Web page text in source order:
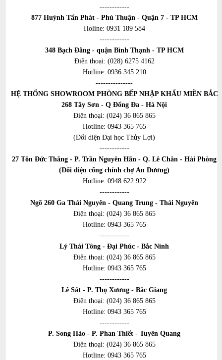
------------
877 Huỳnh Tấn Phát - Phú Thuận - Quận 7 - TP HCM
Holine: 0931 189 584
------------
348 Bạch Đằng - quận Bình Thạnh - TP HCM
Điện thoại: (028) 6275 4162
Hotline: 0936 345 210
---------------
HỆ THỐNG SHOWROOM PHÒNG BẾP NHẬP KHẨU MIỀN BẮC
268 Tây Sơn - Q Đống Đa - Hà Nội
Điện thoại: (024) 36 865 865
Hotline: 0943 365 765
(Đối diện Đại học Thủy Lợi)
------------
27 Tôn Đức Thắng - P. Trần Nguyên Hãn - Q. Lê Chân - Hải Phòng
(Đối diện cổng chính chợ An Dương)
Hotline: 0948 622 922
------------
Ngõ 260 Ga Thái Nguyên - Quang Trung - Thái Nguyên
Điện thoại: (024) 36 865 865
Hotline: 0943 365 765
------------
Lý Thái Tông - Đại Phúc - Bắc Ninh
Điện thoại: (024) 36 865 865
Hotline: 0943 365 765
------------
Lê Sát - P. Thọ Xương - Bắc Giang
Điện thoại: (024) 36 865 865
Hotline: 0943 365 765
------------
P. Song Hào - P. Phan Thiết - Tuyên Quang
Điện thoại: (024) 36 865 865
Hotline: 0943 365 765